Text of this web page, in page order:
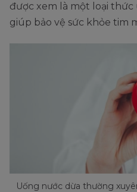
được xem là một loại
giúp bảo vệ sức khỏe tim
Uống nước dừa thường